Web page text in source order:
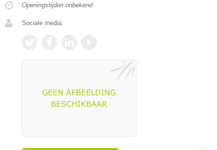
Openingstijden onbekend
Sociale media: